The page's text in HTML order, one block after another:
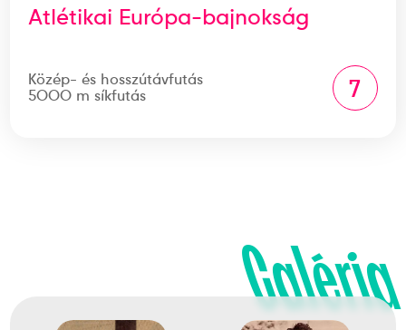
Atlétikai Európa-bajnokság
Közép- és hosszútávfutás
5000 m síkfutás
7
Galéria